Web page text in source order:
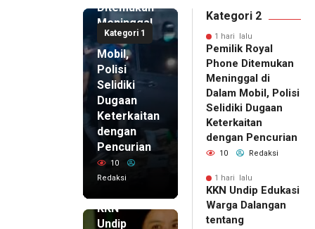
Kategori 1
Ditemukan
Meninggal
di Dalam
Mobil,
Polisi
Selidiki
Dugaan
Keterkaitan
dengan
Pencurian
10
Redaksi
KKN
Undip
Kategori 2
1 hari lalu
Pemilik Royal
Phone Ditemukan
Meninggal di
Dalam Mobil, Polisi
Selidiki Dugaan
Keterkaitan
dengan Pencurian
10 Redaksi
1 hari lalu
KKN Undip Edukasi
Warga Dalangan
tentang